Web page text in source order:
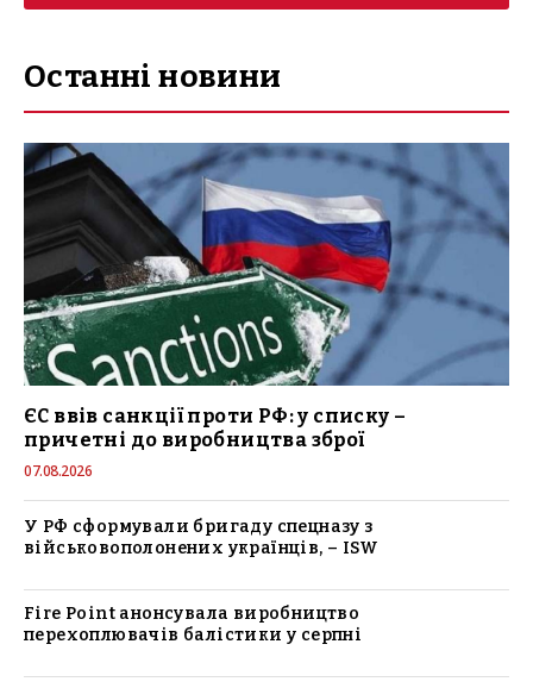
Останні новини
ЄС ввів санкції проти РФ: у списку –
причетні до виробництва зброї
07.08.2026
У РФ сформували бригаду спецназу з
військовополонених українців, – ISW
Fire Point анонсувала виробництво
перехоплювачів балістики у серпні